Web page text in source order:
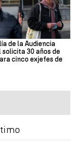
de la Audiencia
solicita 30 años de
cinco exjefes de